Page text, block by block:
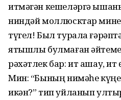
итмәгән кешеләргә
ниндәй моллюсктар
түгел! Был турала
ятышлы булмаған
рәхәтлек бар: ит ашау, ит
Мин: “Бының нимәһе
икән?” тип уйланып